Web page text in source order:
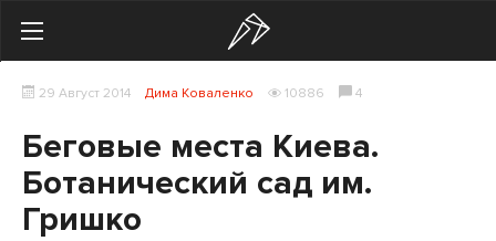
Начинающим
29 Август 2014 Дима Коваленко 10886 4
Беговые места Киева.
Ботанический сад им.
Гришко